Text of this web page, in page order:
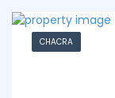
CHACRA